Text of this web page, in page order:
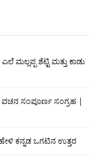
ಮಲ್ಲಪ್ಪ ಶೆಟ್ಟಿ ಮತ್ತು ಕಾಡು
ವಚನ ಸಂಪೂರ್ಣ ಸಂಗ್ರಹ |
ಕನ್ನಡ ಒಗಟಿನ ಉತ್ತರ